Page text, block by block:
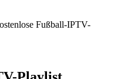
Fußball-IPTV-